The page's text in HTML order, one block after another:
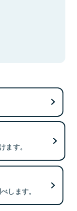
ます。
します。